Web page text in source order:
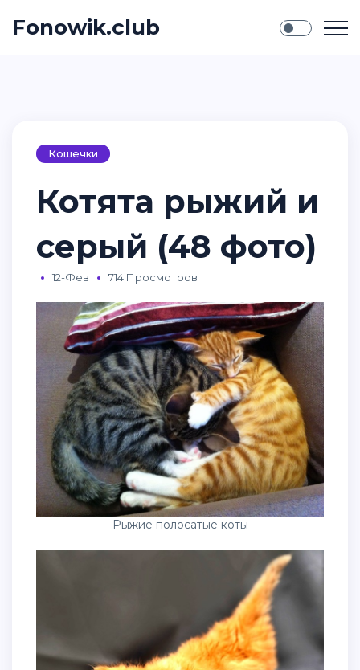
Fonowik.club
Кошечки
Котята рыжий и
серый (48 фото)
12-Фев 714 Просмотров
Рыжие полосатые коты